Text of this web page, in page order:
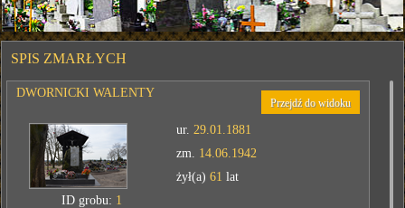
SPIS ZMARŁYCH
DWORNICKI WALENTY
Przejdź do widoku
ur.29.01.1881
zm. 14.06.1942
żył(a)61 lat
ID grobu: 1